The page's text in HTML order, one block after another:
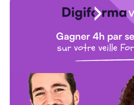
Gagner 4h par
sur votre veille